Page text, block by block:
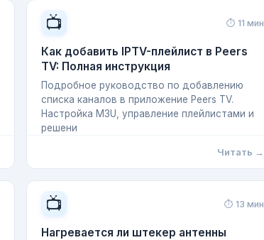
📺 ⏱ 11 мин
Как добавить IPTV-плейлист в Peers
TV: Полная инструкция
Подробное руководство по добавлению
списка каналов в приложение Peers TV.
Настройка M3U, управление плейлистами и
решени
Читать →
📺 ⏱ 13 мин
Нагревается ли штекер антенны